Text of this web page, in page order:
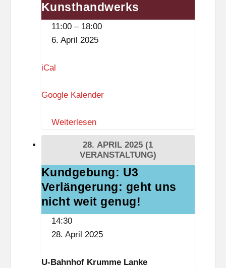
Tage
des
Kunsthandwerks
11:00 – 18:00
6. April 2025
iCal
Google Kalender
Weiterlesen
28. APRIL 2025 (1
VERANSTALTUNG)
Kundgebung:
U3
Verlängerung:
geht
Kundgebung: U3
Verlängerung: geht uns
nicht weit genug!
14:30
28. April 2025
U-Bahnhof Krumme Lanke